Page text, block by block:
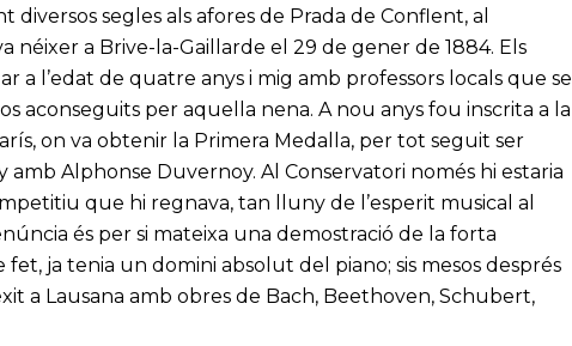
segles als afores de Prada de Conflent, al
néixer a Brive-la-Gaillarde el 29 de gener de 1884. Els
a l’edat de quatre anys i mig amb professors locals que se
aconseguits per aquella nena. A nou anys fou inscrita a la
on va obtenir la Primera Medalla, per tot seguit ser
Alphonse Duvernoy. Al Conservatori només hi estaria
que hi regnava, tan lluny de l’esperit musical al
és per si mateixa una demostració de la forta
ja tenia un domini absolut del piano; sis mesos després
a Lausana amb obres de Bach, Beethoven, Schubert,